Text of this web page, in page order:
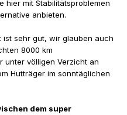
hier mit Stabilitätsproblemen
anbieten.
ist sehr gut, wir glauben auch
8000 km
unter völligen Verzicht an
Hutträger im sonntäglichen
dem super